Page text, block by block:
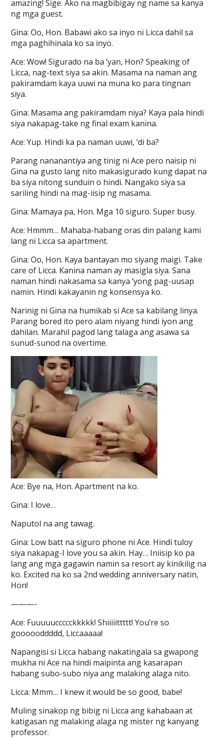
amazing! Sige. Ako na magbibigay ng name sa kanya
ng mga guest.
Gina: Oo, Hon. Babawi ako sa inyo ni Licca dahil sa
mga paghihinala ko sa inyo.
Ace: Wow! Sigurado na ba ‘yan, Hon? Speaking of
Licca, nag-text siya sa akin. Masama na naman ang
pakiramdam kaya uuwi na muna ko para tingnan
siya.
Gina: Masama ang pakiramdam niya? Kaya pala hindi
siya nakapag-take ng final exam kanina.
Ace: Yup. Hindi ka pa naman uuwi, ‘di ba?
Parang nananantiya ang tinig ni Ace pero naisip ni
Gina na gusto lang nito makasigurado kung dapat na
ba siya nitong sunduin o hindi. Nangako siya sa
sariling hindi na mag-iisip ng masama.
Gina: Mamaya pa, Hon. Mga 10 siguro. Super busy.
Ace: Hmmm… Mahaba-habang oras din palang kami
lang ni Licca sa apartment.
Gina: Oo, Hon. Kaya bantayan mo siyang maigi. Take
care of Licca. Kanina naman ay masigla siya. Sana
naman hindi nakasama sa kanya ‘yong pag-uusap
namin. Hindi kakayanin ng konsensya ko.
Narinig ni Gina na humikab si Ace sa kabilang linya.
Parang bored ito pero alam niyang hindi iyon ang
dahilan. Marahil pagod lang talaga ang asawa sa
sunud-sunod na overtime.
Ace: Bye na, Hon. Apartment na ko.
Gina: I love…
Naputol na ang tawag.
Gina: Low batt na siguro phone ni Ace. Hindi tuloy
siya nakapag-I love you sa akin. Hay… Iniisip ko pa
lang ang mga gagawin namin sa resort ay kinikilig na
ko. Excited na ko sa 2nd wedding anniversary natin,
Hon!
———-
Ace: Fuuuuuccccckkkkk! Shiiiiittttt! You’re so
goooooddddd, Liccaaaaa!
Napangisi si Licca habang nakatingala sa gwapong
mukha ni Ace na hindi maipinta ang kasarapan
habang subo-subo niya ang malaking alaga nito.
Licca: Mmm… I knew it would be so good, babe!
Muling sinakop ng bibig ni Licca ang kahabaan at
katigasan ng malaking alaga ng mister ng kanyang
professor.